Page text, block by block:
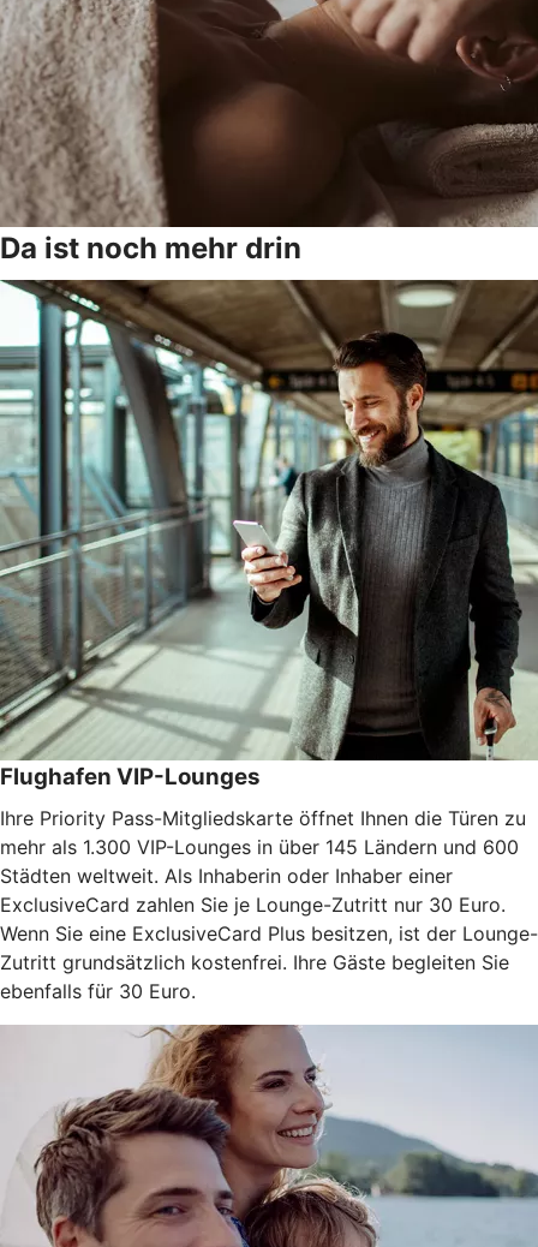
Da ist noch mehr drin
Flughafen VIP-Lounges
Ihre Priority Pass-Mitgliedskarte öffnet Ihnen die Türen zu
mehr als 1.300 VIP-Lounges in über 145 Ländern und 600
Städten weltweit. Als Inhaberin oder Inhaber einer
ExclusiveCard zahlen Sie je Lounge-Zutritt nur 30 Euro.
Wenn Sie eine ExclusiveCard Plus besitzen, ist der Lounge-
Zutritt grundsätzlich kostenfrei. Ihre Gäste begleiten Sie
ebenfalls für 30 Euro.